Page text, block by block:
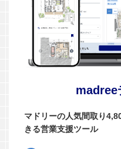
madree
マドリーの人気間取り
きる営業支援ツール